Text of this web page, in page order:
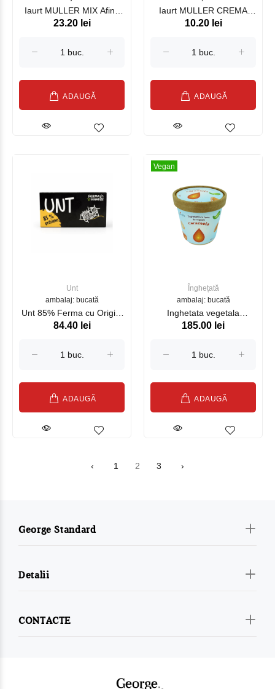
Iaurt MULLER MIX Afine
130g
23.20 lei
ADAUGĂ
Iaurt MULLER CREMA
Afine 125g
10.20 lei
ADAUGĂ
Unt
ambalaj: bucată
Unt 85% Ferma cu Origini
200g
84.40 lei
ADAUGĂ
Vegan
Înghețată
ambalaj: bucată
Inghetata vegetala
Caramel din lapte de
185.00 lei
ADAUGĂ
‹ 1 2 3 ›
George Standard
Detalii
CONTACTE